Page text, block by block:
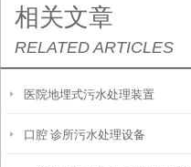
相关文章
RELATED ARTICLES
医院地埋式污水处理装置
口腔 诊所污水处理设备